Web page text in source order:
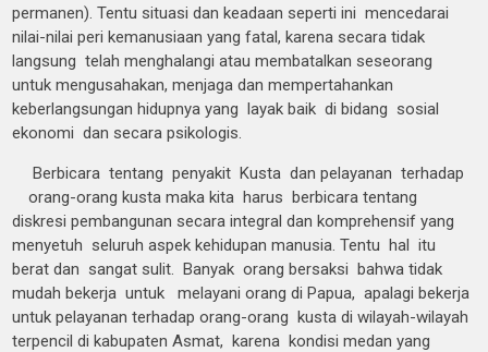
permanen). Tentu situasi dan keadaan seperti ini mencedarai
nilai-nilai peri kemanusiaan yang fatal, karena secara tidak
langsung telah menghalangi atau membatalkan seseorang
untuk mengusahakan, menjaga dan mempertahankan
keberlangsungan hidupnya yang layak baik di bidang sosial
ekonomi dan secara psikologis.
Berbicara tentang penyakit Kusta dan pelayanan terhadap
orang-orang kusta maka kita harus berbicara tentang
diskresi pembangunan secara integral dan komprehensif yang
menyetuh seluruh aspek kehidupan manusia. Tentu hal itu
berat dan sangat sulit. Banyak orang bersaksi bahwa tidak
mudah bekerja untuk melayani orang di Papua, apalagi bekerja
untuk pelayanan terhadap orang-orang kusta di wilayah-wilayah
terpencil di kabupaten Asmat, karena kondisi medan yang